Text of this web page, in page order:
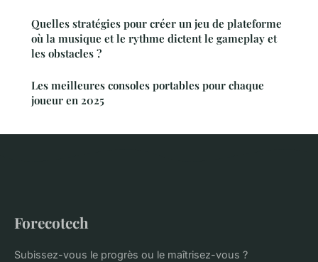
Quelles stratégies pour créer un jeu de plateforme
où la musique et le rythme dictent le gameplay et
les obstacles ?
Les meilleures consoles portables pour chaque
joueur en 2025
Forecotech
Subissez-vous le progrès ou le maîtrisez-vous ?